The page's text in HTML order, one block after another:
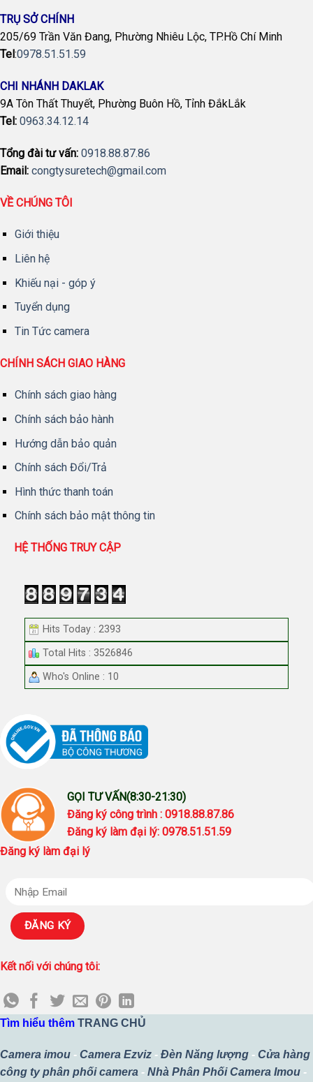
TRỤ SỞ CHÍNH
205/69 Trần Văn Đang, Phường Nhiêu Lộc, TP.Hồ Chí Minh
Tel :0978.51.51.59
CHI NHÁNH DAKLAK
9A Tôn Thất Thuyết, Phường Buôn Hồ, Tỉnh ĐắkLắk
Tel: 0963.34.12.14
Tổng đài tư vấn: 0918.88.87.86
Email: congtysuretech@gmail.com
VỀ CHÚNG TÔI
Giới thiệu
Liên hệ
Khiếu nại - góp ý
Tuyển dụng
Tin Tức camera
CHÍNH SÁCH GIAO HÀNG
Chính sách giao hàng
Chính sách bảo hành
Hướng dẫn bảo quản
Chính sách Đổi/Trả
Hình thức thanh toán
Chính sách bảo mật thông tin
HỆ THỐNG TRUY CẬP
Hits Today : 2393
Total Hits : 3526846
Who's Online : 10
GỌI TƯ VẤN(8:30-21:30)
Đăng ký công trình : 0918.88.87.86
Đăng ký làm đại lý: 0978.51.51.59
Đăng ký làm đại lý
Kết nối với chúng tôi:
Tìm hiểu thêm TRANG CHỦ
Camera imou - Camera Ezviz - Đèn Năng lượng - Cửa hàng
công ty phân phối camera - Nhà Phân Phối Camera Imou -